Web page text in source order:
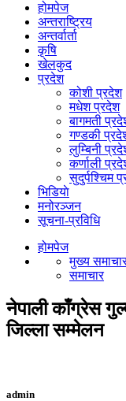
होमपेज
अन्तराष्ट्रिय
अन्तर्वार्ता
कृषि
खेलकुद
प्रदेश
कोशी प्रदेश
मधेश प्रदेश
बागमती
गण्डकी
लुम्बिनी
कर्णाली
सुदुर्पश्चिम
भिडियाे
मनोरञ्जन
सूचना-प्रविधि
होमपेज
मुख्य
समाचार
नेपाली काँग्रेस
जिल्ला सम्मेलन
admin